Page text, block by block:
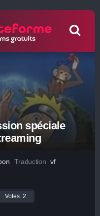
spéciale
Traduction vf
Votes: 2